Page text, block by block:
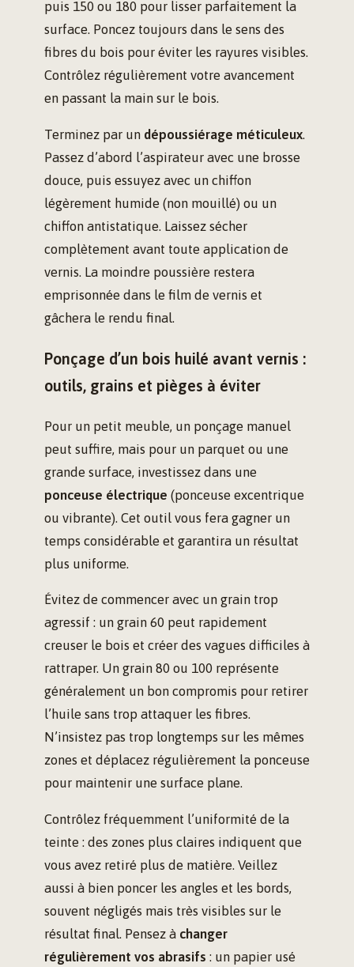
puis 150 ou 180 pour lisser parfaitement la
surface. Poncez toujours dans le sens des
fibres du bois pour éviter les rayures visibles.
Contrôlez régulièrement votre avancement
en passant la main sur le bois.
Terminez par un dépoussiérage méticuleux.
Passez d’abord l’aspirateur avec une brosse
douce, puis essuyez avec un chiffon
légèrement humide (non mouillé) ou un
chiffon antistatique. Laissez sécher
complètement avant toute application de
vernis. La moindre poussière restera
emprisonnée dans le film de vernis et
gâchera le rendu final.
Ponçage d’un bois huilé avant vernis :
outils, grains et pièges à éviter
Pour un petit meuble, un ponçage manuel
peut suffire, mais pour un parquet ou une
grande surface, investissez dans une
ponceuse électrique (ponceuse excentrique
ou vibrante). Cet outil vous fera gagner un
temps considérable et garantira un résultat
plus uniforme.
Évitez de commencer avec un grain trop
agressif : un grain 60 peut rapidement
creuser le bois et créer des vagues difficiles à
rattraper. Un grain 80 ou 100 représente
généralement un bon compromis pour retirer
l’huile sans trop attaquer les fibres.
N’insistez pas trop longtemps sur les mêmes
zones et déplacez régulièrement la ponceuse
pour maintenir une surface plane.
Contrôlez fréquemment l’uniformité de la
teinte : des zones plus claires indiquent que
vous avez retiré plus de matière. Veillez
aussi à bien poncer les angles et les bords,
souvent négligés mais très visibles sur le
résultat final. Pensez à changer
régulièrement vos abrasifs : un papier usé